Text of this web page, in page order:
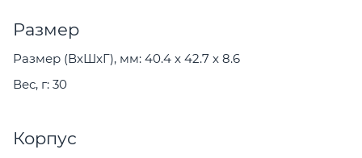
Размер
Размер (ВxШxГ), мм: 40.4 x 42.7 x 8.6
Вес, г: 30
Корпус